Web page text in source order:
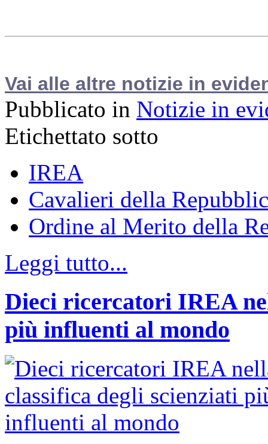
Vai alle altre notizie in
Pubblicato in Notizie in
Etichettato sotto
IREA
Cavalieri della
Ordine al Merito della
Leggi tutto...
Dieci ricercatori IREA
più influenti al mondo